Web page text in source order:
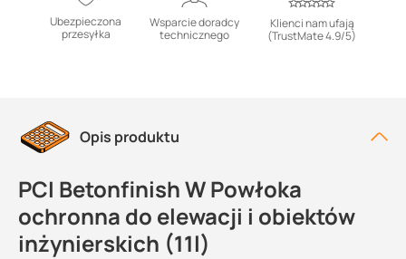
Ubezpieczona
przesyłka
Wsparcie doradcy
technicznego
Klienci nam ufają
(TrustMate 4.9/5)
Opis produktu
PCI Betonfinish W Powłoka
ochronna do elewacji i obiektów
inżynierskich (11l)